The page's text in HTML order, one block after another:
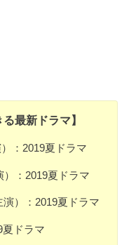
最新ドラマ】
：2019夏ドラマ
：2019夏ドラマ
）：2019夏ドラマ
夏ドラマ